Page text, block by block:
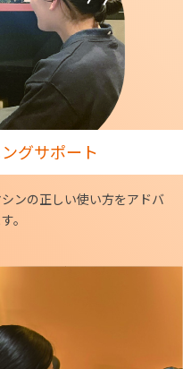
グサポート
ンの正しい使い方をアドバ
。